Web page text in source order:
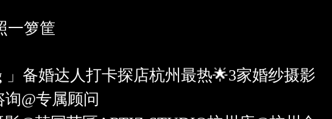
一箩筐
」备婚达人打卡探店杭州最热🌟3家婚纱摄影
询@专属顾问